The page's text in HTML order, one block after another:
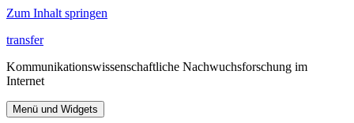
Zum Inhalt springen
transfer
Kommunikationswissenschaftliche Nachwuchsforschung im
Internet
Menü und Widgets